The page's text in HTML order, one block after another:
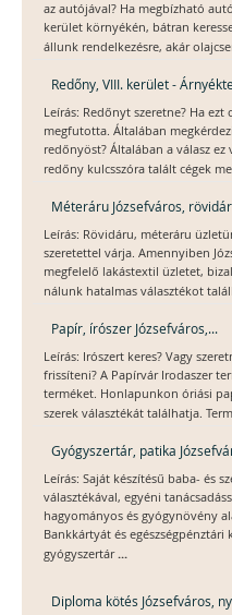
az autójával? Ha megbízható
kerület környékén, bátran
állunk rendelkezésre, akár
Redőny, VIII. kerület -
Leírás: Redőnyt szeretne? Ha
megfutotta. Általában
redőnyöst? Általában a válasz
redőny kulcsszóra talált cégek
Méteráru Józsefváros,
Leírás: Rövidáru, méteráru
szeretettel várja. Amennyiben
megfelelő lakástextil üzletet,
nálunk hatalmas választékot
Papír, írószer Józsefváros,...
Leírás: Irószert keres? Vagy
frissíteni? A Papírvár Irodaszer
terméket. Honlapunkon óriási
szerek választékát találhatja.
Gyógyszertár, patika
Leírás: Saját készítésű baba- és
választékával, egyéni
hagyományos és gyógynövény
Bankkártyát és
gyógyszertár...
Diploma kötés Józsefváros,